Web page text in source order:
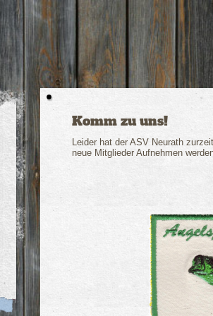
Komm zu uns!
Leider hat der ASV Neurath
neue Mitglieder Aufnehmen